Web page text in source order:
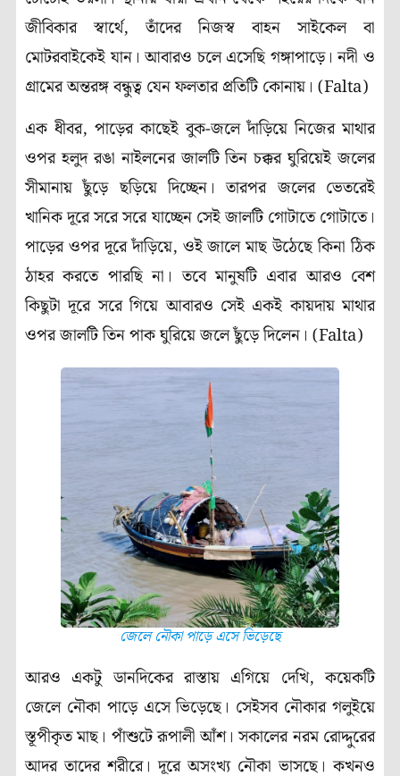
জীবিকার স্বার্থে, তাঁদের নিজস্ব বাহন সাইকেল বা
মোটরবাইকেই যান। আবারও চলে এসেছি গঙ্গাপাড়ে। নদী ও
গ্রামের অন্তরঙ্গ বন্ধুত্ব যেন ফলতার প্রতিটি কোনায়। (Falta)
এক ধীবর, পাড়ের কাছেই বুক-জলে দাঁড়িয়ে নিজের মাথার
ওপর হলুদ রঙা নাইলনের জালটি তিন চক্কর ঘুরিয়েই জলের
সীমানায় ছুঁড়ে ছড়িয়ে দিচ্ছেন। তারপর জলের ভেতরেই
খানিক দূরে সরে সরে যাচ্ছেন সেই জালটি গোটাতে গোটাতে।
পাড়ের ওপর দূরে দাঁড়িয়ে, ওই জালে মাছ উঠেছে কিনা ঠিক
ঠাহর করতে পারছি না। তবে মানুষটি এবার আরও বেশ
কিছুটা দূরে সরে গিয়ে আবারও সেই একই কায়দায় মাথার
ওপর জালটি তিন পাক ঘুরিয়ে জলে ছুঁড়ে দিলেন। (Falta)
জেলে নৌকা পাড়ে এসে ভিড়েছে
আরও একটু ডানদিকের রাস্তায় এগিয়ে দেখি, কয়েকটি
জেলে নৌকা পাড়ে এসে ভিড়েছে। সেইসব নৌকার গলুইয়ে
স্তূপীকৃত মাছ। পাঁশুটে রূপালী আঁশ। সকালের নরম রোদ্দুরের
আদর তাদের শরীরে। দূরে অসংখ্য নৌকা ভাসছে। কখনও